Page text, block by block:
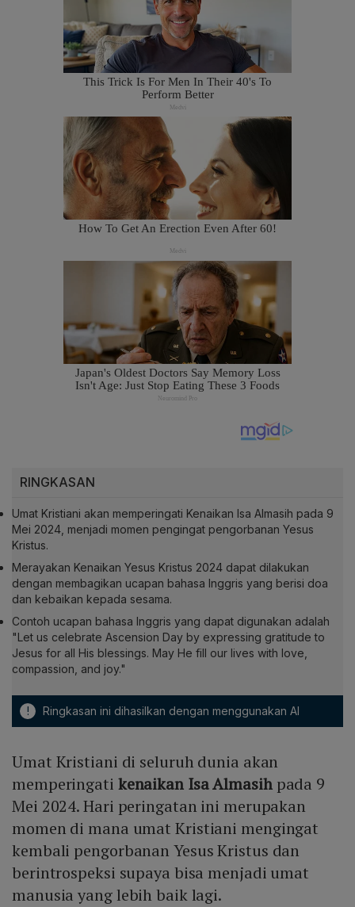
RINGKASAN
Umat Kristiani akan memperingati Kenaikan Isa Almasih pada 9
Mei 2024, menjadi momen pengingat pengorbanan Yesus
Kristus.
Merayakan Kenaikan Yesus Kristus 2024 dapat dilakukan
dengan membagikan ucapan bahasa Inggris yang berisi doa
dan kebaikan kepada sesama.
Contoh ucapan bahasa Inggris yang dapat digunakan adalah
"Let us celebrate Ascension Day by expressing gratitude to
Jesus for all His blessings. May He fill our lives with love,
compassion, and joy."
! Ringkasan ini dihasilkan dengan menggunakan AI
Umat Kristiani di seluruh dunia akan
memperingati kenaikan Isa Almasihpada 9
Mei 2024. Hari peringatan ini merupakan
momen di mana umat Kristiani mengingat
kembali pengorbanan Yesus Kristus dan
berintrospeksi supaya bisa menjadi umat
manusia yang lebih baik lagi.